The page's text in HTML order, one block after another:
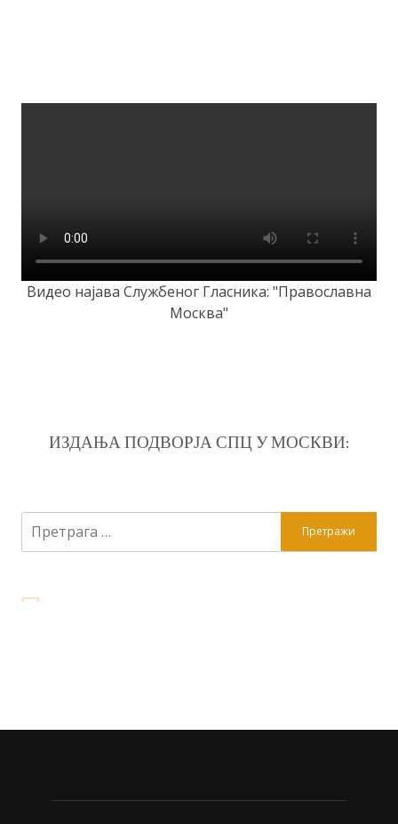
Видео најава Службеног Гласника: "Православна
Москва"
ИЗДАЊА ПОДВОРЈА СПЦ У МОСКВИ:
Претрага
за: